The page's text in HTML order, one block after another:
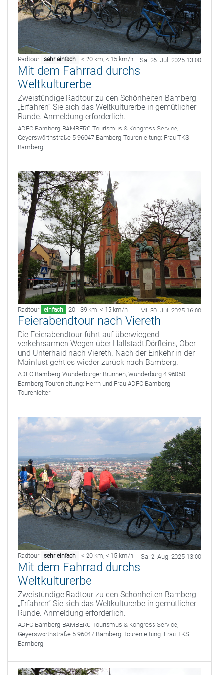
Radtour sehr einfach < 20 km, < 15 km/h Sa. 26. Juli 2025 13:00
Mit dem Fahrrad durchs
Weltkulturerbe
Zweistündige Radtour zu den Schönheiten Bamberg.
„Erfahren“ Sie sich das Weltkulturerbe in gemütlicher
Runde. Anmeldung erforderlich.
ADFC Bamberg BAMBERG Tourismus & Kongress Service,
Geyerswörthstraße 5 96047 Bamberg Tourenleitung: Frau TKS
Bamberg
Radtour einfach 20 - 39 km, < 15 km/h Mi. 30. Juli 2025 16:00
Feierabendtour nach Viereth
Die Feierabendtour führt auf überwiegend
verkehrsarmen Wegen über Hallstadt,Dörfleins, Ober-
und Unterhaid nach Viereth. Nach der Einkehr in der
Mainlust geht es wieder zurück nach Bamberg.
ADFC Bamberg Wunderburger Brunnen, Wunderburg 4 96050
Bamberg Tourenleitung: Herrn und Frau ADFC Bamberg
Tourenleiter
Radtour sehr einfach < 20 km, < 15 km/h Sa. 2. Aug. 2025 13:00
Mit dem Fahrrad durchs
Weltkulturerbe
Zweistündige Radtour zu den Schönheiten Bamberg.
„Erfahren“ Sie sich das Weltkulturerbe in gemütlicher
Runde. Anmeldung erforderlich.
ADFC Bamberg BAMBERG Tourismus & Kongress Service,
Geyerswörthstraße 5 96047 Bamberg Tourenleitung: Frau TKS
Bamberg